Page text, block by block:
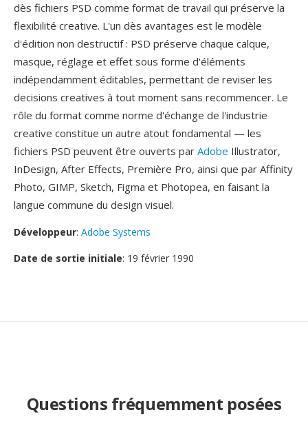
dès fichiers PSD comme format de travail qui préserve la
flexibilité creative. L'un dès avantages est le modèle
d'édition non destructif : PSD préserve chaque calque,
masque, réglage et effet sous forme d'éléments
indépendamment éditables, permettant de reviser les
decisions creatives à tout moment sans recommencer. Le
rôle du format comme norme d'échange de l'industrie
creative constitue un autre atout fondamental — les
fichiers PSD peuvent être ouverts par Adobe Illustrator,
InDesign, After Effects, Première Pro, ainsi que par Affinity
Photo, GIMP, Sketch, Figma et Photopea, en faisant la
langue commune du design visuel.
Développeur: Adobe Systems
Date de sortie initiale: 19 février 1990
Questions fréquemment posées